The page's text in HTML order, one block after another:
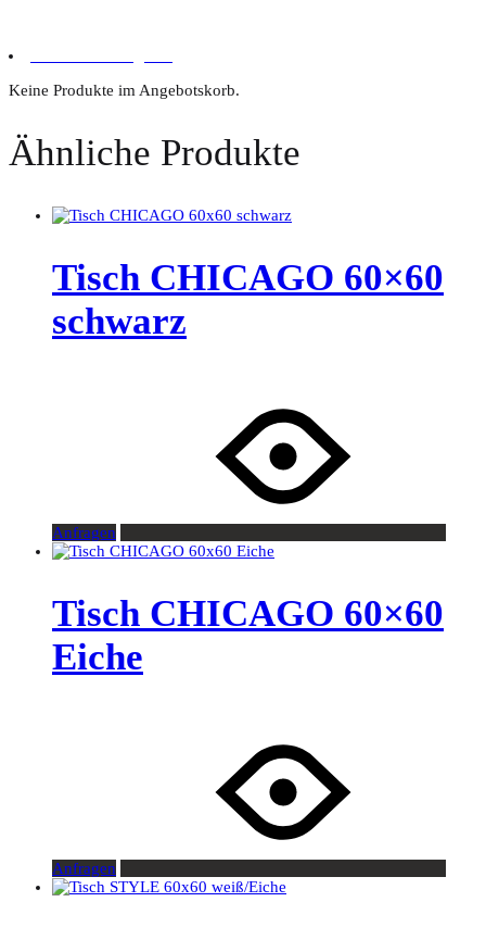
Keine Produkte im Angebotskorb.
Ähnliche Produkte
Tisch CHICAGO 60×60
schwarz
Anfragen
Tisch CHICAGO 60×60
Eiche
Anfragen